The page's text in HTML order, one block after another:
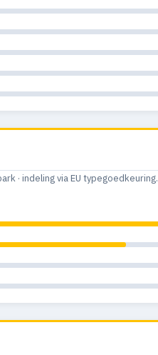
· indeling via EU typegoedkeuring.